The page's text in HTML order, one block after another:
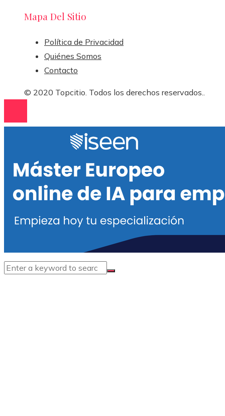
Mapa Del Sitio
Política de Privacidad
Quiénes Somos
Contacto
© 2020 Topcitio. Todos los derechos reservados..